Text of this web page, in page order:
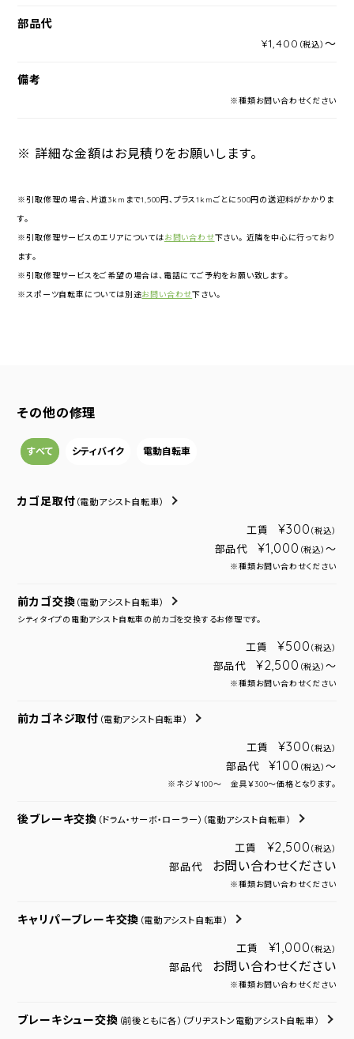
部品代
¥1,400 （税込） ～
備考
※種類お問い合わせください
※ 詳細な金額はお見積りをお願いします。
※引取修理の場合、片道3kmまで1,500円、プラス1kmごとに500円の送迎料がかかりま
す。
※引取修理サービスのエリアについてはお問い合わせ下さい。 近隣を中心に行っており
ます。
※引取修理サービスをご希望の場合は、電話にてご予約をお願い致します。
※スポーツ自転車については別途お問い合わせ下さい。
その他の修理
すべて シティバイク 電動自転車
カゴ足取付 （電動アシスト自転車）
工賃 ¥300 （税込）
部品代 ¥1,000 （税込） ～
※種類お問い合わせください
前カゴ交換 （電動アシスト自転車）
シティタイプの電動アシスト自転車の前カゴを交換するお修理です。
工賃 ¥500 （税込）
部品代 ¥2,500 （税込） ～
※種類お問い合わせください
前カゴネジ取付 （電動アシスト自転車）
工賃 ¥300 （税込）
部品代 ¥100 （税込） ～
※ネジ￥100～ 金具￥300～価格となります。
後ブレーキ交換 （ドラム・サーボ・ローラー） （電動アシスト自転車）
工賃 ¥2,500 （税込）
部品代 お問い合わせください
※種類お問い合わせください
キャリパーブレーキ交換 （電動アシスト自転車）
工賃 ¥1,000 （税込）
部品代 お問い合わせください
※種類お問い合わせください
ブレーキシュー交換 （前後ともに各） （ブリヂストン電動アシスト自転車）